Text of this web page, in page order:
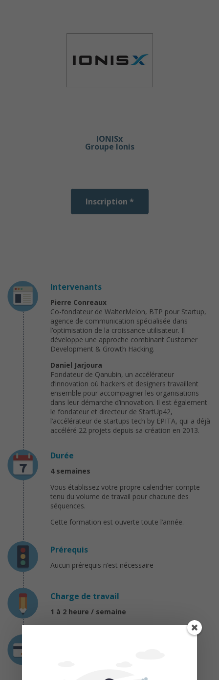
IONISx
Groupe Ionis
Inscription *
Intervenants
Pierre Conreaux
Co-fondateur de WalterMelon, BTP pour Startup,
agence de communication spécialisée dans
l’optimisation de la croissance utilisateur. Il
développe une approche combinant Customer
Development & Growth Hacking.
Daniel Jarjoura
Fondateur de Qanubin, un accélérateur
d’innovation où hackers et designers travaillent
ensemble pour accompagner les organisations
dans leur démarche d’innovation. Il est également
le fondateur et directeur de StartUp42,
l’accélérateur de startups tech by EPITA, qui a déjà
accéléré 22 projets depuis sa création en 2013.
Durée
4 semaines
Vous établissez votre propre calendrier compte
tenu du volume de travail pour chacune des
séquences.
Cette formation est ouverte toute l’année.
Prérequis
Aucun prérequis n’est nécessaire
Charge de travail
1 à 2 heure / semaine